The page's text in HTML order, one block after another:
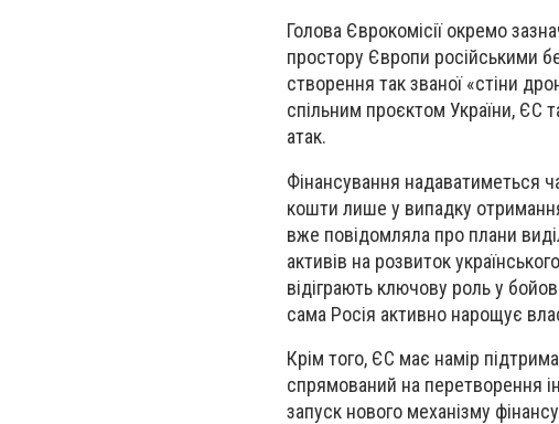
Голова Єврокомісії окремо
простору Європи російськими
створення так званої «стіни
спільним проєктом України, ЄС
атак.
Фінансування надаватиметься
кошти лише у випадку
вже повідомляла про плани
активів на розвиток
відіграють ключову роль у
сама Росія активно нарощує
Крім того, ЄС має намір
спрямований на перетворення
запуск нового механізму